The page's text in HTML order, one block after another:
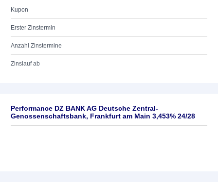
Kupon
Erster Zinstermin
Anzahl Zinstermine
Zinslauf ab
Performance DZ BANK AG Deutsche Zentral-
Genossenschaftsbank, Frankfurt am Main 3,453% 24/28